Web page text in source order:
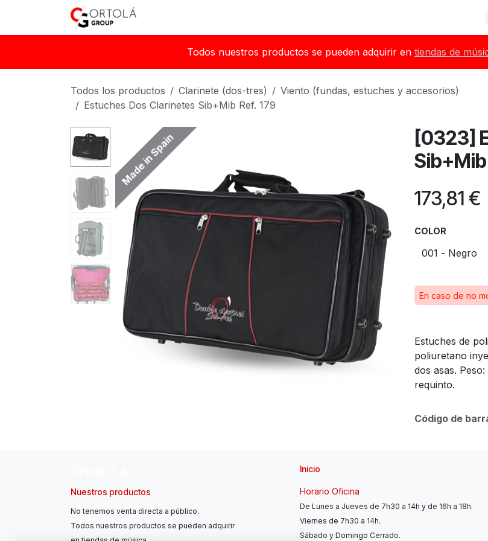
Todos nuestros productos se pueden adquirir en tiendas de
Todos los productos Clarinete (dos-tres)
Viento (fundas, estuches y accesorios)
Estuches Dos Clarinetes Sib+Mib Ref. 179
Made in Spain
[0323]
Sib+Mib
173,81 €
COLOR
En caso de no
Estuches de
poliuretano
dos asas.
requinto.
Código de
Nuestros productos
No tenemos venta directa a público.
Todos nuestros productos se pueden adquirir
Inicio
Horario Oficina
De Lunes a Jueves de 7h30 a 14h y de 16h a 18h.
Viernes de 7h30 a 14h.
Sábado y Domingo Cerrado.